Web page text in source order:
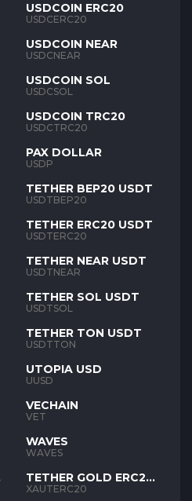
USDCOIN ERC20
USDCERC20
USDCOIN NEAR
USDCNEAR
USDCOIN SOL
USDCSOL
USDCOIN TRC20
USDCTRC20
PAX DOLLAR
USDP
TETHER BEP20 USDT
USDTBEP20
TETHER ERC20 USDT
USDTERC20
TETHER NEAR USDT
USDTNEAR
TETHER SOL USDT
USDTSOL
TETHER TON USDT
USDTTON
UTOPIA USD
UUSD
VECHAIN
VET
WAVES
WAVES
TETHER GOLD ERC20
XAUT
XAUTERC20